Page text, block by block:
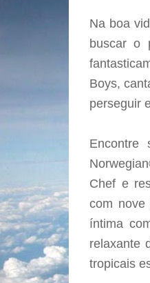
Na boa
buscar o
Boys,
perseguir
Chef e
com nove
íntima
relaxante
tropicais